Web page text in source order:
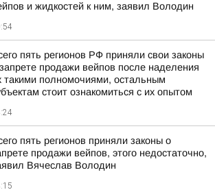
и жидкостей к ним, заявил Володин
пять регионов РФ приняли свои законы
продажи вейпов после наделения
такими полномочиями, остальным
стоит ознакомиться с их опытом
пять регионов приняли законы о
продажи вейпов, этого недостаточно,
Вячеслав Володин